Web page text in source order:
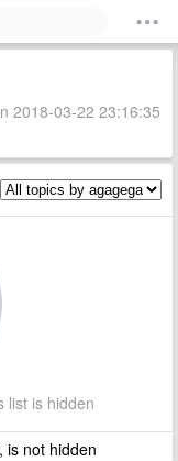
2018-03-22 23:16:35
list is hidden
is not hidden